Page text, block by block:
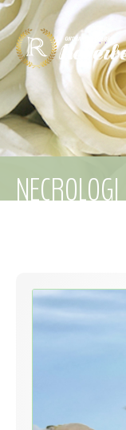
NECROLOGI